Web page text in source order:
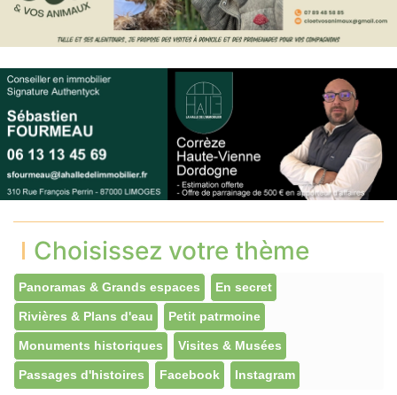
Choisissez votre thème
Panoramas & Grands espaces En secret
Rivières & Plans d'eau Petit patrmoine
Monuments historiques Visites & Musées
Passages d'histoires Facebook Instagram